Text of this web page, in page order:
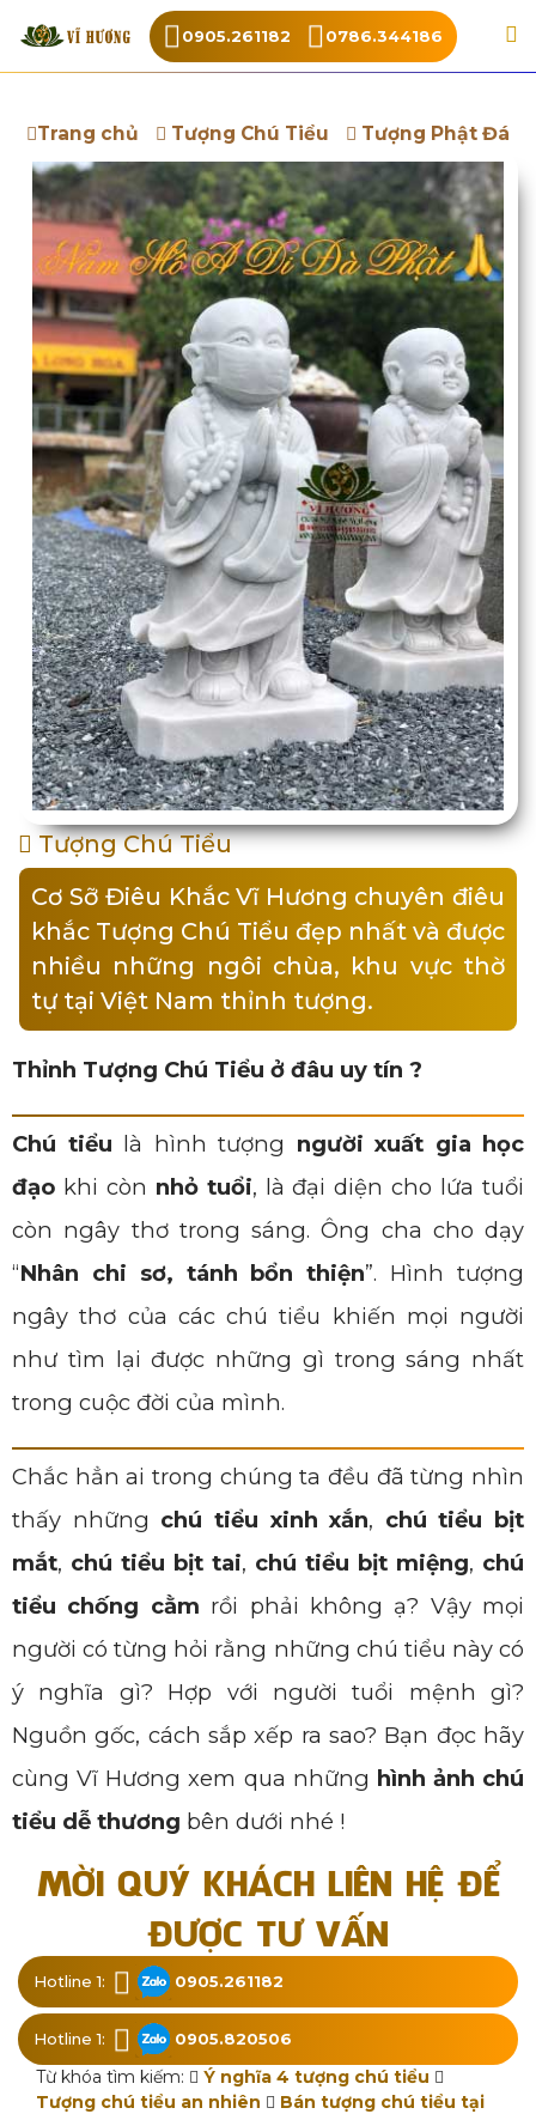
0905.261182 0786.344186
Trang chủ Tượng Chú Tiểu Tượng Phật Đá
Tượng Chú Tiểu
Cơ Sỡ Điêu Khắc Vĩ Hương chuyên điêu
khắc Tượng Chú Tiểu đẹp nhất và được
nhiều những ngôi chùa, khu vực thờ
tự tại Việt Nam thỉnh tượng.
Thỉnh Tượng Chú Tiểu ở đâu uy tín ?
Chú tiểu là hình tượng người xuất gia học
đạo khi còn nhỏ tuổi, là đại diện cho lứa tuổi
còn ngây thơ trong sáng. Ông cha cho dạy
“Nhân chi sơ, tánh bổn thiện”. Hình tượng
ngây thơ của các chú tiểu khiến mọi người
như tìm lại được những gì trong sáng nhất
trong cuộc đời của mình.
Chắc hẳn ai trong chúng ta đều đã từng nhìn
thấy những chú tiểu xinh xắn, chú tiểu bịt
mắt, chú tiểu bịt tai, chú tiểu bịt miệng, chú
tiểu chống cằm rồi phải không ạ? Vậy mọi
người có từng hỏi rằng những chú tiểu này có
ý nghĩa gì? Hợp với người tuổi mệnh gì?
Nguồn gốc, cách sắp xếp ra sao? Bạn đọc hãy
cùng Vĩ Hương xem qua những hình ảnh chú
tiểu dễ thương bên dưới nhé !
MỜI QUÝ KHÁCH LIÊN HỆ ĐỂ
ĐƯỢC TƯ VẤN
Hotline 1: 0905.261182
Hotline 1: 0905.820506
Từ khóa tìm kiếm:
Ý nghĩa 4 tượng chú tiểu
Tượng chú tiểu an nhiên
Bán tượng chú tiểu tại